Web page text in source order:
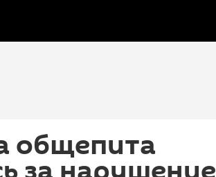
общепита